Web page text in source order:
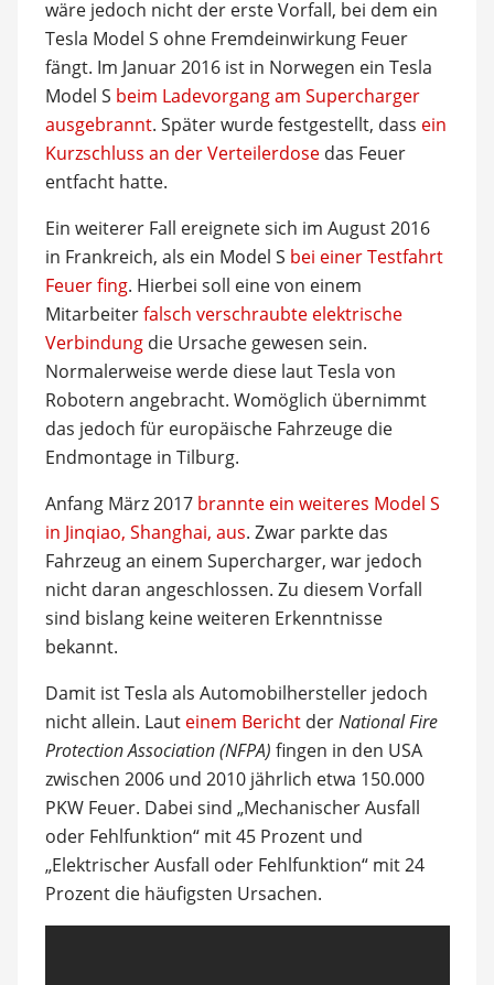
wäre jedoch nicht der erste Vorfall, bei dem ein
Tesla Model S ohne Fremdeinwirkung Feuer
fängt. Im Januar 2016 ist in Norwegen ein Tesla
Model S beim Ladevorgang am Supercharger
ausgebrannt. Später wurde festgestellt, dass ein
Kurzschluss an der Verteilerdosedas Feuer
entfacht hatte.
Ein weiterer Fall ereignete sich im August 2016
in Frankreich, als ein Model S bei einer Testfahrt
Feuer fing. Hierbei soll eine von einem
Mitarbeiterfalsch verschraubte elektrische
Verbindungdie Ursache gewesen sein.
Normalerweise werde diese laut Tesla von
Robotern angebracht. Womöglich übernimmt
das jedoch für europäische Fahrzeuge die
Endmontage in Tilburg.
Anfang März 2017 brannte ein weiteres Model S
in Jinqiao, Shanghai, aus. Zwar parkte das
Fahrzeug an einem Supercharger, war jedoch
nicht daran angeschlossen. Zu diesem Vorfall
sind bislang keine weiteren Erkenntnisse
bekannt.
Damit ist Tesla als Automobilhersteller jedoch
nicht allein. Laut einem BerichtderNational Fire
Protection Association (NFPA) fingen in den USA
zwischen 2006 und 2010 jährlich etwa 150.000
PKW Feuer. Dabei sind „Mechanischer Ausfall
oder Fehlfunktion“ mit 45 Prozent und
„Elektrischer Ausfall oder Fehlfunktion“ mit 24
Prozent die häufigsten Ursachen.